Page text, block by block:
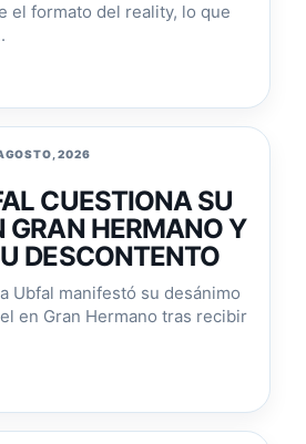
el formato del reality, lo que
2026
CUESTIONA SU
GRAN HERMANO Y
DESCONTENTO
Ubfal manifestó su desánimo
en Gran Hermano tras recibir